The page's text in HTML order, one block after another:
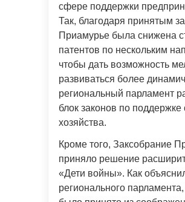
сфере поддержки
Так, благодаря принятым
Приамурье была снижена
патентов по нескольким
чтобы дать возможность
развиваться более
региональный парламент
блок законов по поддержке
хозяйства.
Кроме того, Заксобрание
приняло решение
«Дети войны». Как
регионального